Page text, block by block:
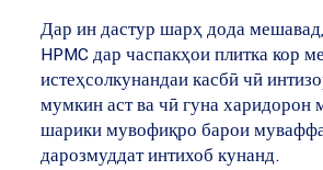
Дар ин дастур шарҳ дода
HPMC дар часпакҳои плитка кор
истеҳсолкунандаи касбӣ чӣ
мумкин аст ва чӣ гуна харидорон
шарики мувофиқро барои
дарозмуддат интихоб кунанд.